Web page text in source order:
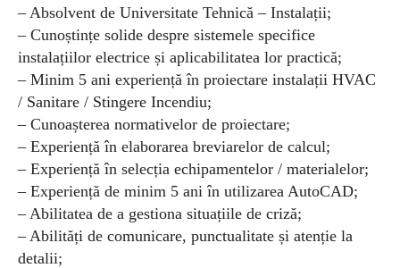
– Absolvent de Universitate Tehnică – Instalații;
– Cunoștințe solide despre sistemele specifice
instalațiilor electrice și aplicabilitatea lor practică;
– Minim 5 ani experiență în proiectare instalații HVAC
/ Sanitare / Stingere Incendiu;
– Cunoașterea normativelor de proiectare;
– Experiență în elaborarea breviarelor de calcul;
– Experiență în selecția echipamentelor / materialelor;
– Experiență de minim 5 ani în utilizarea AutoCAD;
– Abilitatea de a gestiona situațiile de criză;
– Abilități de comunicare, punctualitate și atenție la
detalii;